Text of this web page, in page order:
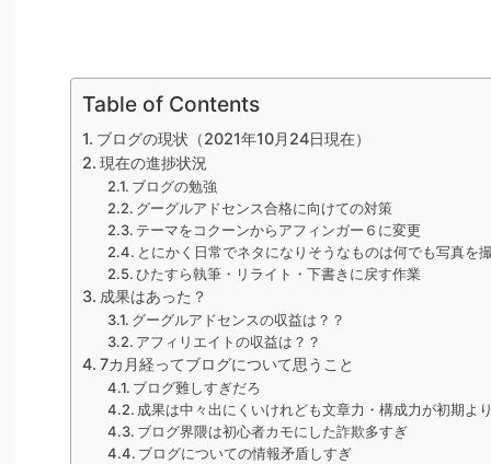
Table of Contents
ブログの現状（2021年10月24日現在）
現在の進捗状況
ブログの勉強
グーグルアドセンス合格に向けての対策
テーマをコクーンからアフィンガー６に変更
とにかく日常でネタになりそうなものは何でも写真を
ひたすら執筆・リライト・下書きに戻す作業
成果はあった？
グーグルアドセンスの収益は？？
アフィリエイトの収益は？？
7カ月経ってブログについて思うこと
ブログ難しすぎだろ
成果は中々出にくいけれども文章力・構成力が初期よ
ブログ界隈は初心者カモにした詐欺多すぎ
ブログについての情報矛盾しすぎ